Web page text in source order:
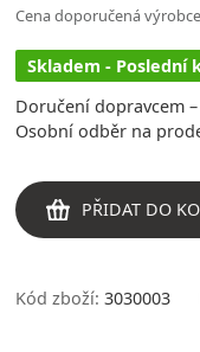
Cena doporučená
Skladem - Poslední
Doručení dopravcem –
Osobní odběr na
PŘIDAT DO
Kód zboží: 3030003